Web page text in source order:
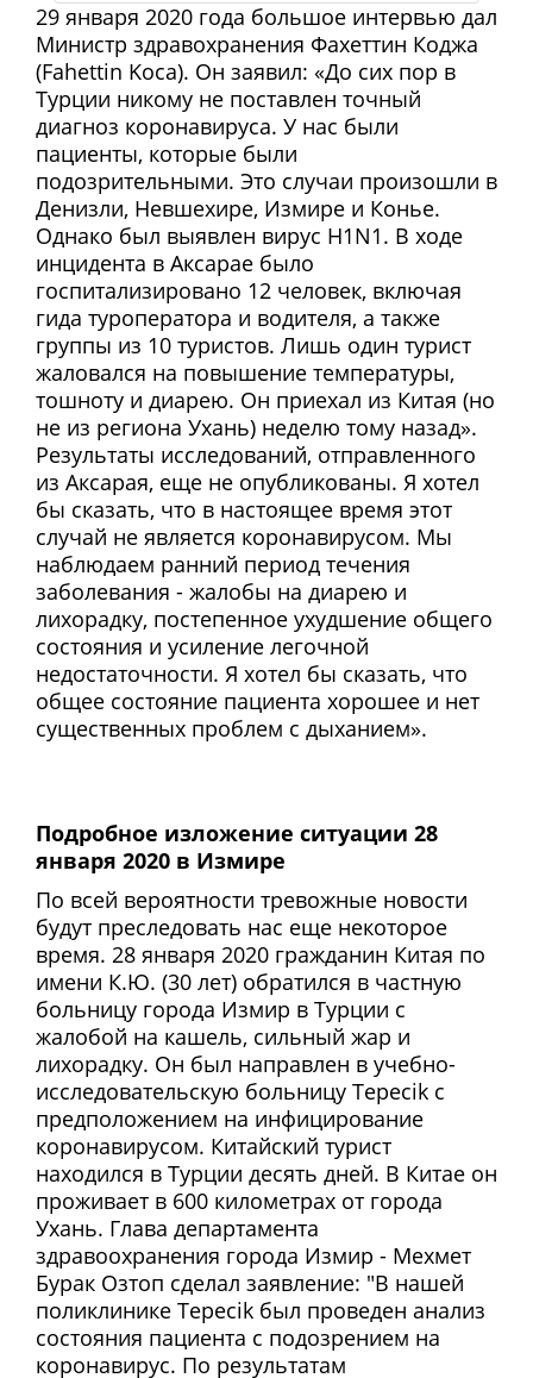
29 января 2020 года большое интервью дал
Министр здравохранения Фахеттин Коджа
(Fahettin Koca). Он заявил: «До сих пор в
Турции никому не поставлен точный
диагноз коронавируса. У нас были
пациенты, которые были
подозрительными. Это случаи произошли в
Денизли, Невшехире, Измире и Конье.
Однако был выявлен вирус H1N1. В ходе
инцидента в Аксарае было
госпитализировано 12 человек, включая
гида туроператора и водителя, а также
группы из 10 туристов. Лишь один турист
жаловался на повышение температуры,
тошноту и диарею. Он приехал из Китая (но
не из региона Ухань) неделю тому назад».
Результаты исследований, отправленного
из Аксарая, еще не опубликованы. Я хотел
бы сказать, что в настоящее время этот
случай не является коронавирусом. Мы
наблюдаем ранний период течения
заболевания - жалобы на диарею и
лихорадку, постепенное ухудшение общего
состояния и усиление легочной
недостаточности. Я хотел бы сказать, что
общее состояние пациента хорошее и нет
существенных проблем с дыханием».
Подробное изложение ситуации 28
января 2020 в Измире
По всей вероятности тревожные новости
будут преследовать нас еще некоторое
время. 28 января 2020 гражданин Китая по
имени К.Ю. (30 лет) обратился в частную
больницу города Измир в Турции с
жалобой на кашель, сильный жар и
лихорадку. Он был направлен в учебно-
исследовательскую больницу Tepecik с
предположением на инфицирование
коронавирусом. Китайский турист
находился в Турции десять дней. В Китае он
проживает в 600 километрах от города
Ухань. Глава департамента
здравоохранения города Измир - Мехмет
Бурак Озтоп сделал заявление: "В нашей
поликлинике Tepecik был проведен анализ
состояния пациента с подозрением на
коронавирус. По результатам